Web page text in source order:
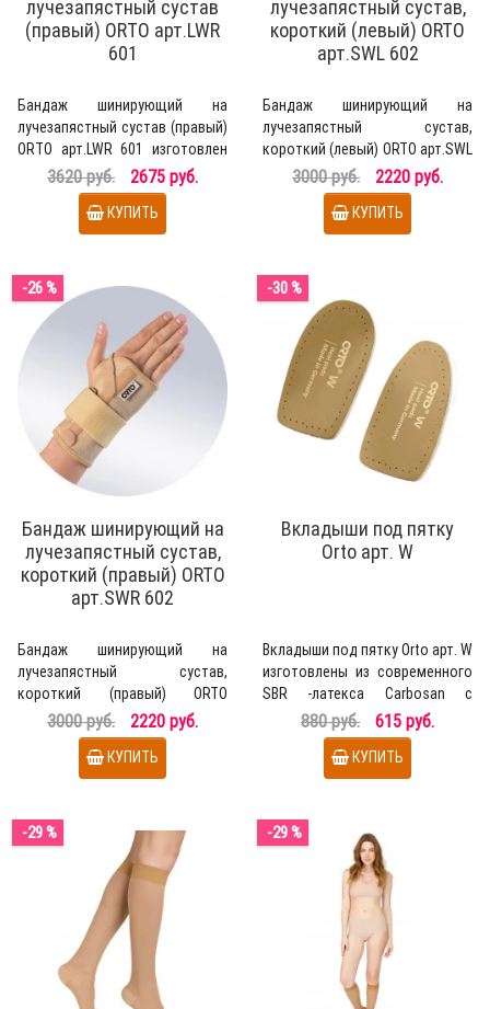
лучезапястный сустав
(правый) ОRТО арт.LWR
601
Бандаж шинирующий на
лучезапястный сустав (правый)
ОRТО арт.LWR 601 изготовлен
из гипоаллергенной н..
3620 руб. 2675 руб.
КУПИТЬ
лучезапястный сустав,
короткий (левый) ORTO
арт.SWL 602
Бандаж шинирующий на
лучезапястный сустав,
короткий (левый) ORTO арт.SWL
602 изготовлен из гипоалле..
3000 руб. 2220 руб.
КУПИТЬ
-26 %
Бандаж шинирующий на
лучезапястный сустав,
короткий (правый) ORTO
арт.SWR 602
Бандаж шинирующий на
лучезапястный сустав,
короткий (правый) ORTO
арт.SWR 602 изготовлен из
3000 руб. 2220 руб.
КУПИТЬ
-30 %
Вкладыши под пятку
Orto арт. W
Вкладыши под пятку Orto арт. W
изготовлены из современного
SBR -латекса Carbosan с
покрытием из нату..
880 руб. 615 руб.
КУПИТЬ
-29 % -29 %